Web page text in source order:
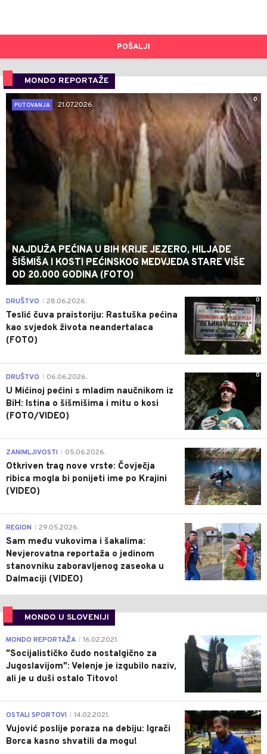
POŠALJI
MONDO REPORTAŽE
0
PUTOVANJA
21.07.2026.
NAJDUŽA PEĆINA U BIH KRIJE JEZERO, HILJADE
ŠIŠMIŠA I KOSTI PEĆINSKOG MEDVJEDA STARE VIŠE
OD 20.000 GODINA (FOTO)
0
DRUŠTVO 28.06.2026.
Teslić čuva praistoriju: Rastuška pećina
kao svjedok života neandertalaca
(FOTO)
0
DRUŠTVO 06.06.2026.
U Mićinoj pećini s mladim naučnikom iz
BiH: Istina o šišmišima i mitu o kosi
(FOTO/VIDEO)
0
ZANIMLJIVOSTI 05.06.2026.
Otkriven trag nove vrste: Čovječja
ribica mogla bi ponijeti ime po Krajini
(VIDEO)
0
REGION 29.05.2026.
Sam među vukovima i šakalima:
Nevjerovatna reportaža o jedinom
stanovniku zaboravljenog zaseoka u
Dalmaciji (VIDEO)
MONDO U SLOVENIJI
4
MONDO REPORTAŽA 16.02.2021.
"Socijalističko čudo nostalgično za
Jugoslavijom": Velenje je izgubilo naziv,
ali je u duši ostalo Titovo!
1
OSTALI SPORTOVI 14.02.2021.
Vujović poslije poraza na debiju: Igrači
Borca kasno shvatili da mogu!